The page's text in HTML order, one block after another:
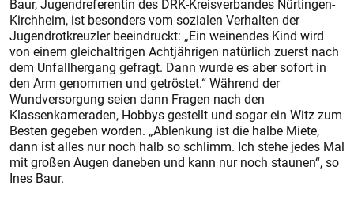
Baur, Jugendreferentin des DRK-Kreisverbandes Nürtingen-
Kirchheim, ist besonders vom sozialen Verhalten der
Jugendrotkreuzler beeindruckt: „Ein weinendes Kind wird
von einem gleichaltrigen Achtjährigen natürlich zuerst nach
dem Unfallhergang gefragt. Dann wurde es aber sofort in
den Arm genommen und getröstet.“ Während der
Wundversorgung seien dann Fragen nach den
Klassenkameraden, Hobbys gestellt und sogar ein Witz zum
Besten gegeben worden. „Ablenkung ist die halbe Miete,
dann ist alles nur noch halb so schlimm. Ich stehe jedes Mal
mit großen Augen daneben und kann nur noch staunen“, so
Ines Baur.